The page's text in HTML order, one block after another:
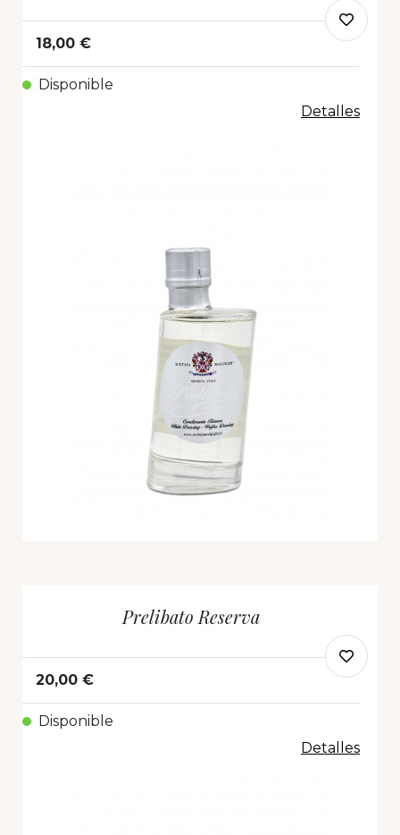
18,00 €
Disponible
Detalles
Prelibato Reserva
20,00 €
Disponible
Detalles